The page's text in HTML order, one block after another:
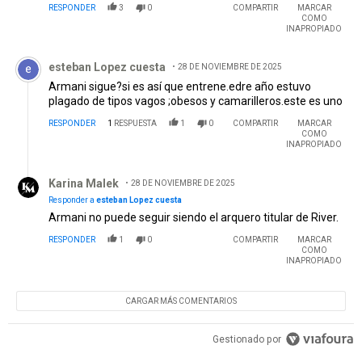
RESPONDER 3 0 COMPARTIR
MARCAR
COMO
INAPROPIADO
Comentario de esteban Lopez cuesta.
esteban Lopez cuesta 28 DE NOVIEMBRE DE 2025
Armani sigue?si es así que entrene.edre año estuvo
plagado de tipos vagos ;obesos y camarilleros.este es uno
RESPONDER 1 RESPUESTA 1 0 COMPARTIR
MARCAR
COMO
INAPROPIADO
Karina Malek
28 DE NOVIEMBRE DE 2025
Responder a esteban Lopez cuesta
Armani no puede seguir siendo el arquero titular de River.
RESPONDER 1 0 COMPARTIR
MARCAR
COMO
INAPROPIADO
CARGAR MÁS COMENTARIOS
Gestionado por